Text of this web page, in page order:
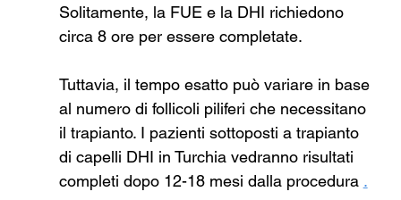
Solitamente, la FUE e la DHI richiedono
circa 8 ore per essere completate.
Tuttavia, il tempo esatto può variare in base
al numero di follicoli piliferi che necessitano
il trapianto. I pazienti sottoposti a trapianto
di capelli DHI in Turchia vedranno risultati
completi dopo 12-18 mesi dalla procedura .